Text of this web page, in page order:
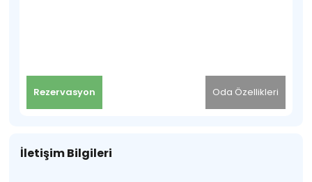
Oda Özellikleri
Rezervasyon
İletişim Bilgileri